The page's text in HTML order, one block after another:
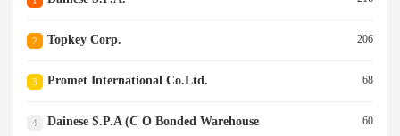
2 Topkey Corp. 206
3 Promet International Co.ltd. 68
4 Dainese S.p.a (c O Bonded Warehouse 60